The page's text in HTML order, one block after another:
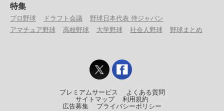
特集
プロ野球 ドラフト会議
野球日本代表 侍ジャパン
アマチュア野球
高校野球 大学野球 社会人野球 野球まとめ
プレミアムサービス
よくある質問
サイトマップ
利用規約
広告募集
プライバシーポリシー